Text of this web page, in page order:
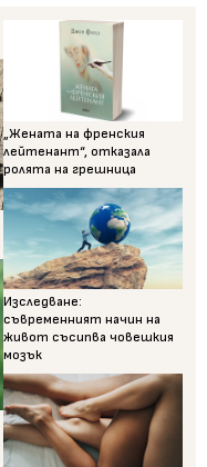
„Жената на френския
лейтенант“, отказала
ролята на грешница
Изследване:
съвременният начин на
живот съсипва човешкия
мозък